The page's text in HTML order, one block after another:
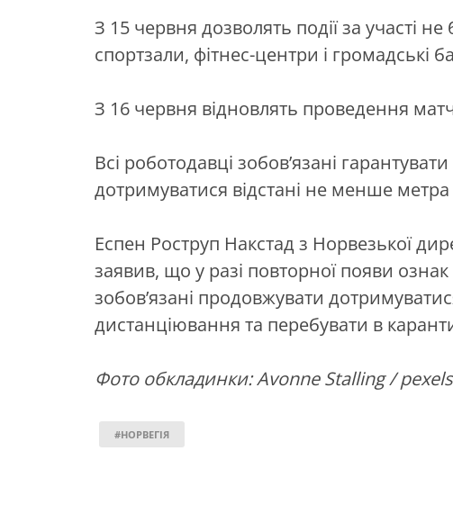
З 15 червня дозволять події за участі
спортзали, фітнес-центри і громадські
З 16 червня відновлять проведення
Всі роботодавці зобов’язані
дотримуватися відстані не менше
Еспен Роструп Накстад з Норвезької
заявив, що у разі повторної появи
зобов’язані продовжувати
дистанціювання та перебувати в
Фото обкладинки: Avonne Stalling / pexels
#НОРВЕГІЯ